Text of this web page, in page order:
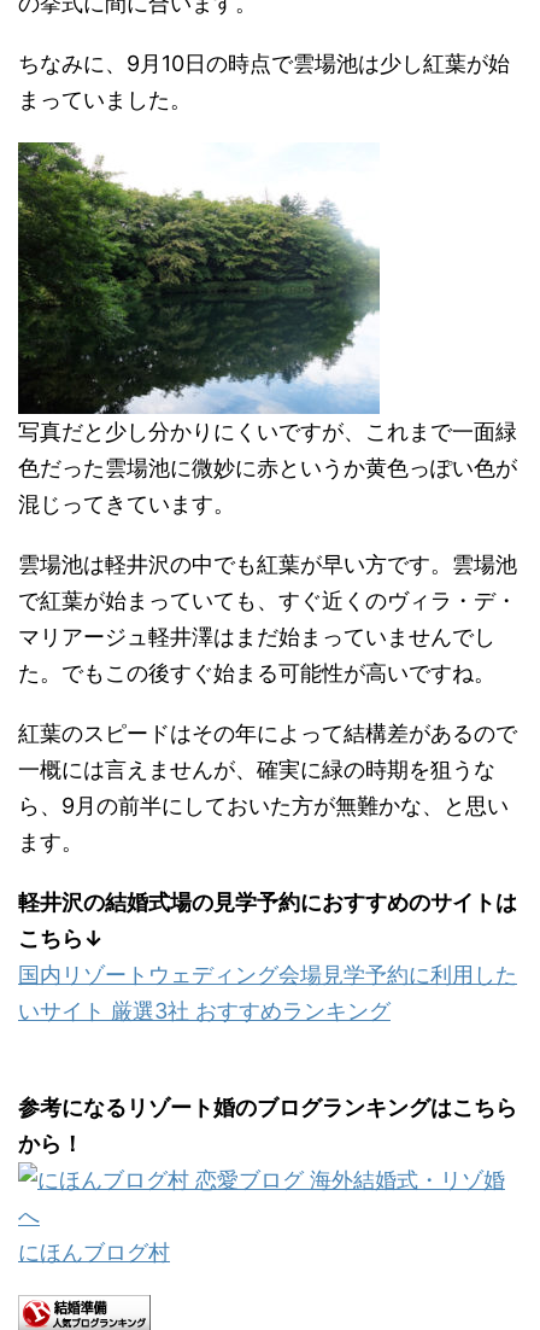
ちなみに、9月10日の時点で雲場池は少し紅葉が始
まっていました。
写真だと少し分かりにくいですが、これまで一面緑
色だった雲場池に微妙に赤というか黄色っぽい色が
混じってきています。
雲場池は軽井沢の中でも紅葉が早い方です。雲場池
で紅葉が始まっていても、すぐ近くのヴィラ・デ・
マリアージュ軽井澤はまだ始まっていませんでし
た。でもこの後すぐ始まる可能性が高いですね。
紅葉のスピードはその年によって結構差があるので
一概には言えませんが、確実に緑の時期を狙うな
ら、9月の前半にしておいた方が無難かな、と思い
ます。
軽井沢の結婚式場の見学予約におすすめのサイトは
こちら↓
国内リゾートウェディング会場見学予約に利用した
いサイト 厳選3社 おすすめランキング
参考になるリゾート婚のブログランキングはこちら
から！
にほんブログ村